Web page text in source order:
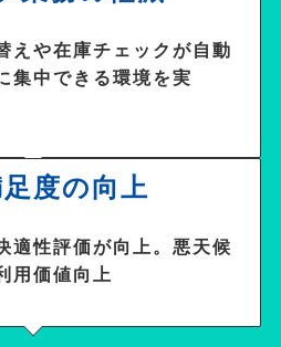
えや在庫チェックが自動
集中できる環境を実
度の向上
適性評価が向上。悪天候
用価値向上